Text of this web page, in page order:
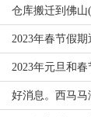
仓库搬迁到佛山
14日开始更改收
2023年春节假期
2023年元旦和
好消息。西马马